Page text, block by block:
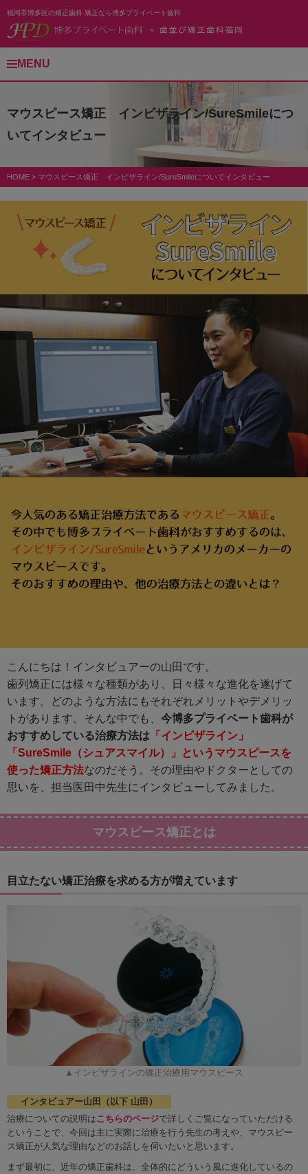
福岡市博多区の矯正歯科 矯正なら博多プライベート歯科
MENU
マウスピース矯正 インビザライン/SureSmileにつ
いてインタビュー
HOME > マウスピース矯正 インビザライン/SureSmileについてインタビュー
こんにちは！インタビュアーの山田です。
歯列矯正には様々な種類があり、日々様々な進化を遂げて
います。どのような方法にもそれぞれメリットやデメリッ
トがあります。そんな中でも、 今博多プライベート歯科が
おすすめしている治療方法は 「インビザライン」
「SureSmile（シュアスマイル）」というマウスピースを
使った矯正方法なのだそう。その理由やドクターとしての
思いを、担当医田中先生にインタビューしてみました。
マウスピース矯正とは
目立たない矯正治療を求める方が増えています
▲インビザラインの矯正治療用マウスピース
インタビュアー山田（以下 山田）
治療についての説明はこちらのページで詳しくご覧になっていただける
ということで、今回は主に実際に治療を行う先生の考えや、マウスピー
ス矯正が人気な理由などのお話しを伺いたいと思います。
まず最初に、近年の矯正歯科は、全体的にどういう風に進化しているの